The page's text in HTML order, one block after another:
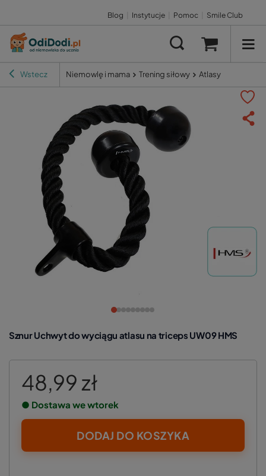
Blog Instytucje Pomoc Smile Club
Wstecz Niemowlę i mama Trening siłowy Atlasy
Sznur Uchwyt do wyciągu atlasu na triceps UW09 HMS
48,99 zł
● Dostawa we wtorek
DODAJ DO KOSZYKA